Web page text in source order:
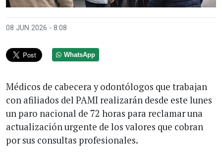
08 JUN 2026 - 8:08
WhatsApp
Médicos de cabecera y odontólogos que trabajan
con afiliados del PAMI realizarán desde este lunes
un paro nacional de 72 horas para reclamar una
actualización urgente de los valores que cobran
por sus consultas profesionales.